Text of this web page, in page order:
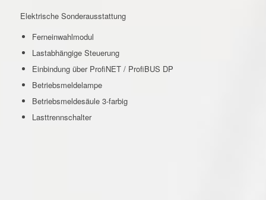
Elektrische Sonderausstattung
Ferneinwahlmodul
Lastabhängige Steuerung
Einbindung über ProfiNET / ProfiBUS DP
Betriebsmeldelampe
Betriebsmeldesäule 3-farbig
Lasttrennschalter